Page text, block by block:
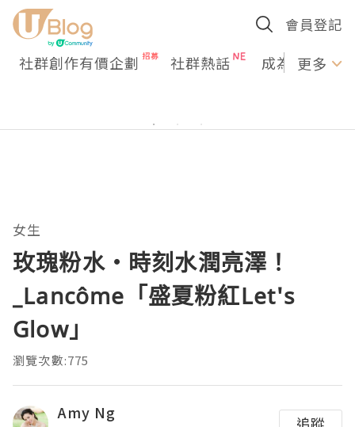
會員登記
社群創作有價企劃 社群熱話 成為U更多
女生
玫瑰粉水・時刻水潤亮澤！
_Lancôme「盛夏粉紅Let's
Glow」
瀏覽次數:775
Amy Ng
追蹤